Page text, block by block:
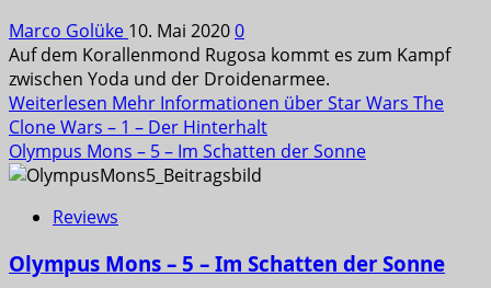
Marco Golüke 10. Mai 20200
Auf dem Korallenmond Rugosa kommt es zum Kampf
zwischen Yoda und der Droidenarmee.
Weiterlesen Mehr Informationen über Star Wars The
Clone Wars – 1 – Der Hinterhalt
Olympus Mons – 5 – Im Schatten der Sonne
Reviews
Olympus Mons – 5 – Im Schatten der Sonne